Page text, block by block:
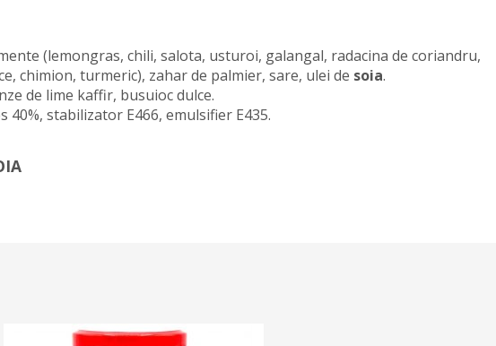
(lemongras, chili, salota, usturoi, galangal, radacina de coriandru,
chimion, turmeric), zahar de palmier, sare, ulei de soia.
de lime kaffir, busuioc dulce.
40%, stabilizator E466, emulsifier E435.